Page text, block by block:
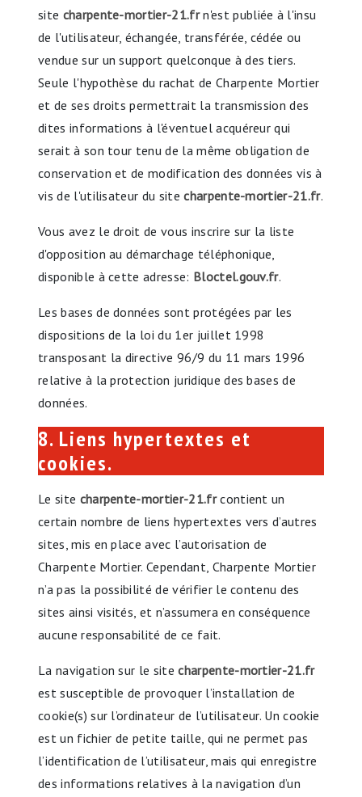
site charpente-mortier-21.frn'est publiée à l'insu
de l'utilisateur, échangée, transférée, cédée ou
vendue sur un support quelconque à des tiers.
Seule l'hypothèse du rachat de Charpente Mortier
et de ses droits permettrait la transmission des
dites informations à l'éventuel acquéreur qui
serait à son tour tenu de la même obligation de
conservation et de modification des données vis à
vis de l'utilisateur du sitecharpente-mortier-21.fr.
Vous avez le droit de vous inscrire sur la liste
d'opposition au démarchage téléphonique,
disponible à cette adresse: Bloctel.gouv.fr.
Les bases de données sont protégées par les
dispositions de la loi du 1er juillet 1998
transposant la directive 96/9 du 11 mars 1996
relative à la protection juridique des bases de
données.
8. Liens hypertextes et
cookies.
Le site charpente-mortier-21.frcontient un
certain nombre de liens hypertextes vers d’autres
sites, mis en place avec l’autorisation de
Charpente Mortier. Cependant, Charpente Mortier
n’a pas la possibilité de vérifier le contenu des
sites ainsi visités, et n’assumera en conséquence
aucune responsabilité de ce fait.
La navigation sur le sitecharpente-mortier-21.fr
est susceptible de provoquer l’installation de
cookie(s) sur l’ordinateur de l’utilisateur. Un cookie
est un fichier de petite taille, qui ne permet pas
l’identification de l’utilisateur, mais qui enregistre
des informations relatives à la navigation d’un